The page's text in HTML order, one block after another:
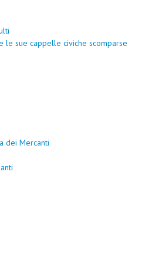
le sue cappelle civiche scomparse
dei Mercanti